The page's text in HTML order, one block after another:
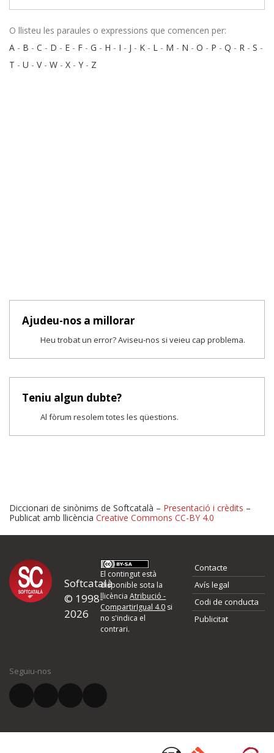
O llisteu les paraules o expressions que comencen per:
A - B - C - D - E - F - G - H - I - J - K - L - M - N - O - P - Q - R - S -
T - U - V- W - X - Y - Z
Ajudeu-nos a millorar
Heu trobat un error? Aviseu-nos si veieu cap problema.
Teniu algun dubte?
Al fòrum resolem totes les qüestions.
Proposeu-nos millores o
d'errors
Si heu trobat un error o voleu proposar alguna millora, ompliu els
quina és la millora que proposeu o l'error del qual voleu informar-
El vostre correu electrònic *
Diccionari de sinònims de Softcatalà – Presentació i crèdits –
Publicat amb llicència Creative Commons CC-BY 4.0
Softcatalà
© 1998-
2026
El contingut està
disponible sota la
llicènciaAtribució -
CompartirIgual 4.0 si
no s'indica el
contrari.
Contacte
Avís legal
Codi de conducta
Publicitat
Seguiu-nos